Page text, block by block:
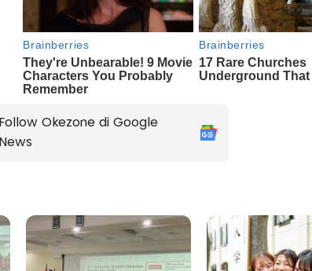
Follow Okezone di Google
News